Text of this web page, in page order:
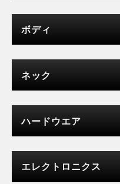
ボディ
ネック
ハードウエア
エレクトロニクス